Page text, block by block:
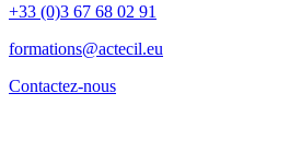
+33 (0)3 67 68 02 91
formations@actecil.eu
Contactez-nous